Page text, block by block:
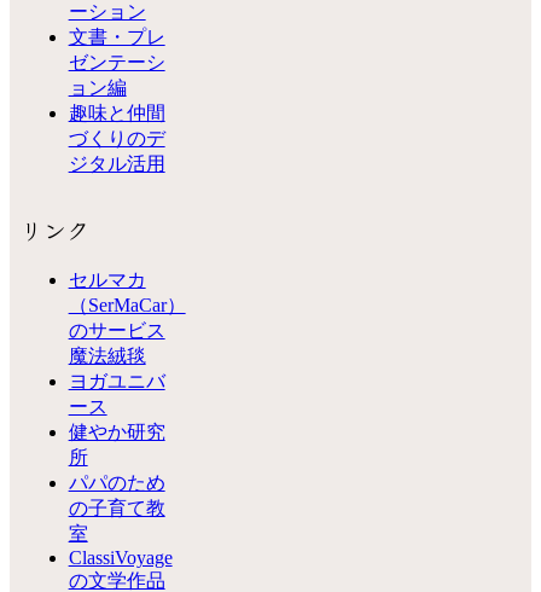
ーション
文書・プレ
ゼンテーシ
ョン編
趣味と仲間
づくりのデ
ジタル活用
リンク
セルマカ
（SerMaCar）
のサービス
魔法絨毯
ヨガユニバ
ース
健やか研究
所
パパのため
の子育て教
室
ClassiVoyage
の文学作品